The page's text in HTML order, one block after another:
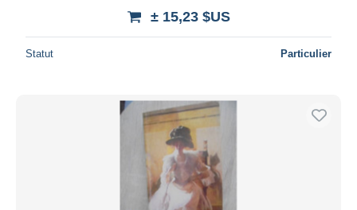
± 15,23 $US
Statut Particulier